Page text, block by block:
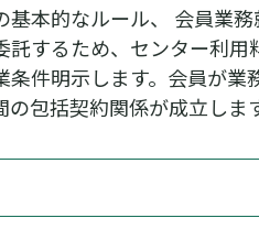
本的なルール、 会員業
するため、センター利
件明示します。会員が
包括契約関係が成立しま